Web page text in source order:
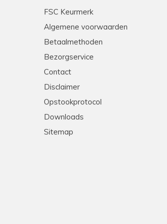
kwaliteit. Heel erg
FSC Keurmerk
Algemene voorwaarden
Betaalmethoden
Bezorgservice
Contact
Disclaimer
Opstookprotocol
Downloads
Sitemap